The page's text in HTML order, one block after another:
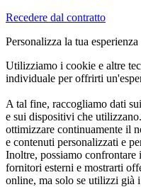
Recedere dal contratto
Personalizza la tua
Utilizziamo i cookie e altre
individuale per offrirti
A tal fine, raccogliamo dati
e sui dispositivi che
ottimizzare continuamente il
e contenuti personalizzati e
Inoltre, possiamo
fornitori esterni e mostrarti
online, ma solo se utilizzi già